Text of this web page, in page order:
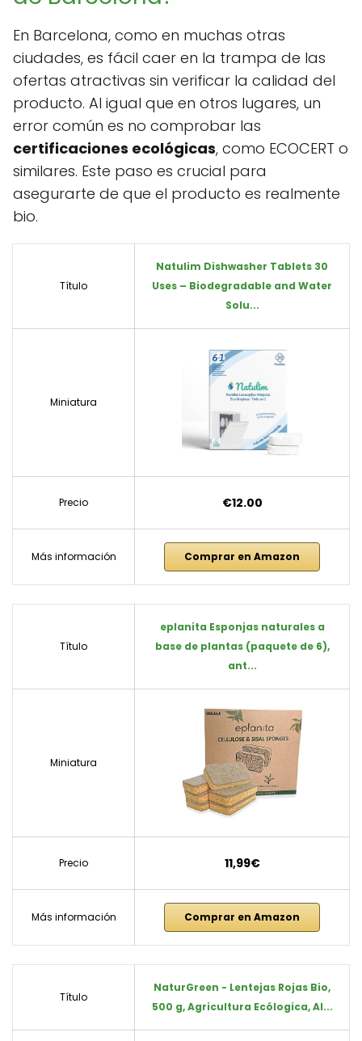
En Barcelona, como en muchas otras
ciudades, es fácil caer en la trampa de las
ofertas atractivas sin verificar la calidad del
producto. Al igual que en otros lugares, un
error común es no comprobar las
certificaciones ecológicas, como ECOCERT o
similares. Este paso es crucial para
asegurarte de que el producto es realmente
bio.
Título
Natulim Dishwasher Tablets 30
Uses – Biodegradable and Water
Solu...
Miniatura
Precio €12.00
Más información Comprar en Amazon
Título
eplanita Esponjas naturales a
base de plantas (paquete de 6),
ant...
Miniatura
Precio 11,99€
Más información Comprar en Amazon
Título
NaturGreen - Lentejas Rojas Bio,
500 g, Agricultura Ecólogica, Al...